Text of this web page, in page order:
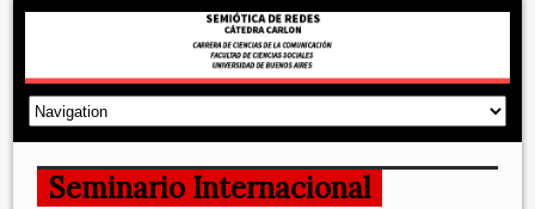
Seminario Internacional